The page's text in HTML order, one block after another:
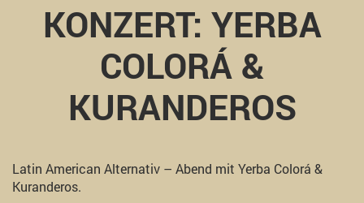
KONZERT: YERBA
COLORÁ &
KURANDEROS
Latin American Alternativ – Abend mit Yerba Colorá &
Kuranderos.